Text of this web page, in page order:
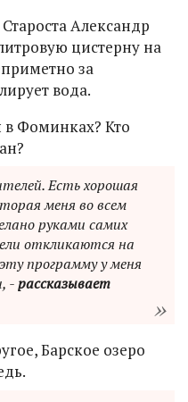
Александр
цистерну на
за
вода.
Фоминках? Кто
Есть хорошая
меня во всем
руками самих
откликаются на
программу у меня
-рассказывает
Барское озеро